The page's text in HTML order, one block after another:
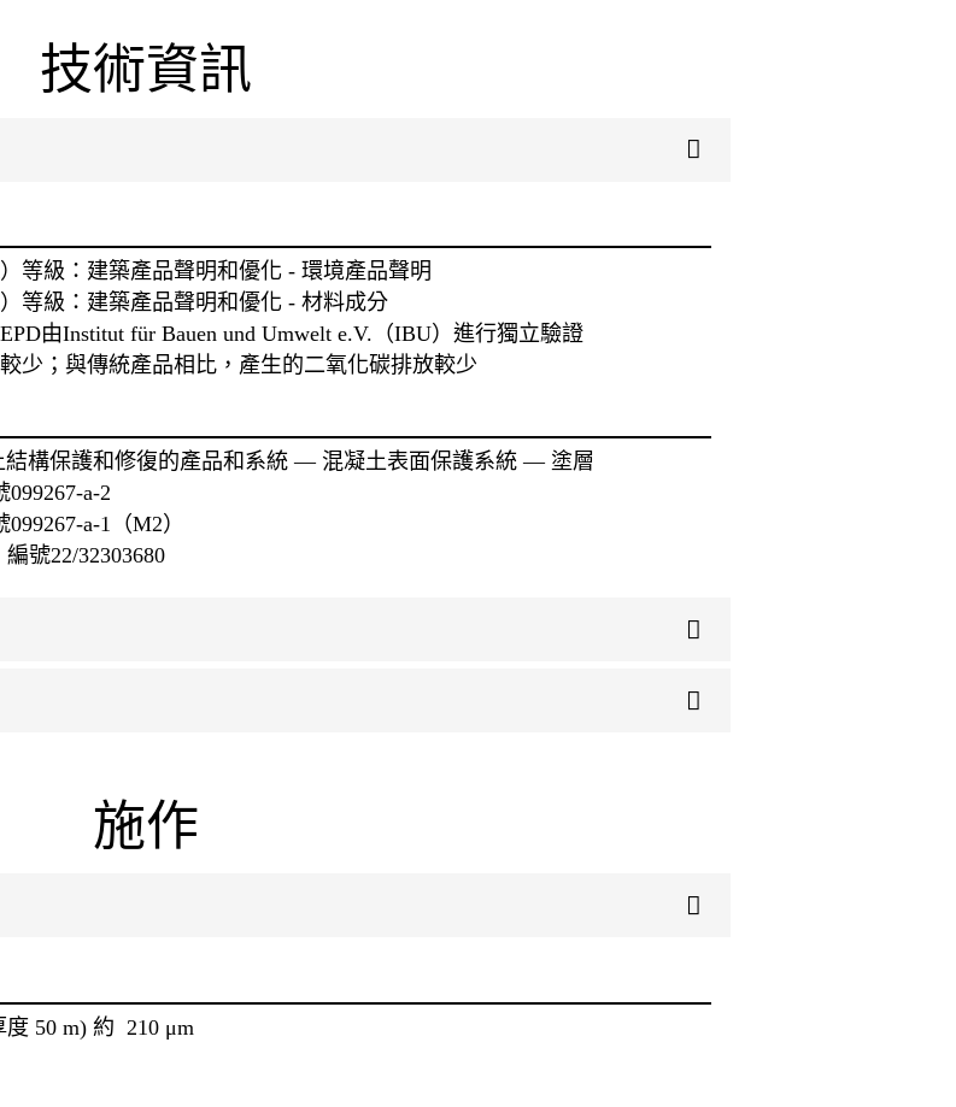
技術資訊
等級：建築產品聲明和優化 - 環境產品聲明
等級：建築產品聲明和優化 - 材料成分
由Institut für Bauen und Umwelt e.V.（IBU）進行獨立驗證
少；與傳統產品相比，產生的二氧化碳排放較少
結構保護和修復的產品和系統 — 混凝土表面保護系統 — 塗層
a-2
a-1（M2）
號22/32303680
施作
度 50 m) 約 210 μm